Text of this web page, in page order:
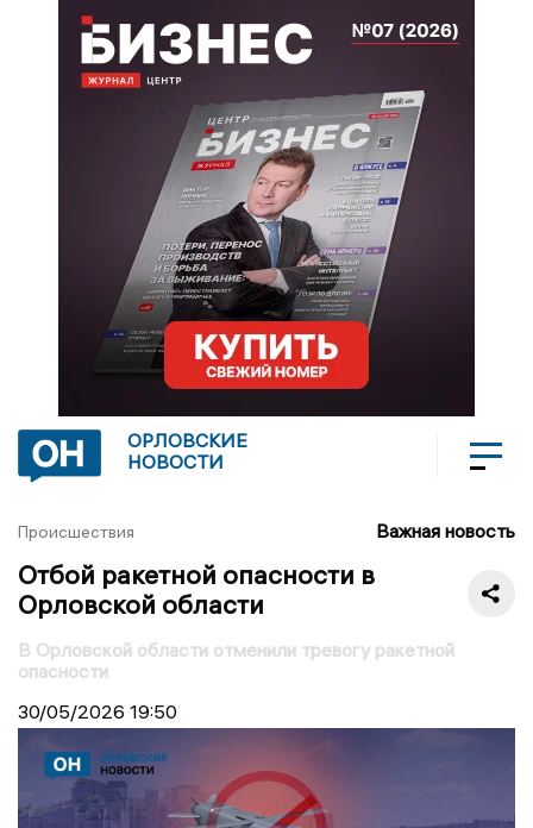
ОРЛОВСКИЕ
НОВОСТИ
Происшествия Важная новость
Отбой ракетной опасности в
Орловской области
В Орловской области отменили тревогу ракетной
опасности
30/05/2026 19:50